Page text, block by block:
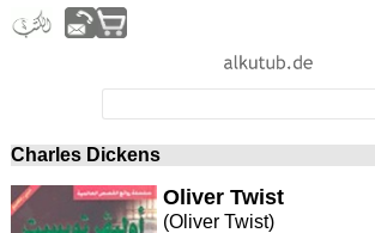
Charles Dickens
Oliver Twist
(Oliver Twist)